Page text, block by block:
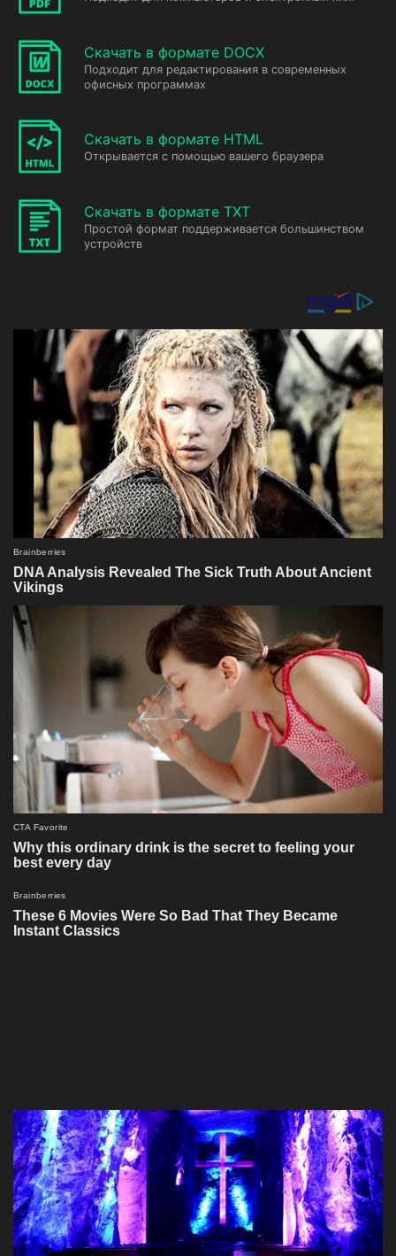
Скачать в формате DOCX
Подходит для редактирования в современных
офисных программах
Скачать в формате HTML
Открывается с помощью вашего браузера
Скачать в формате TXT
Простой формат поддерживается большинством
устройств